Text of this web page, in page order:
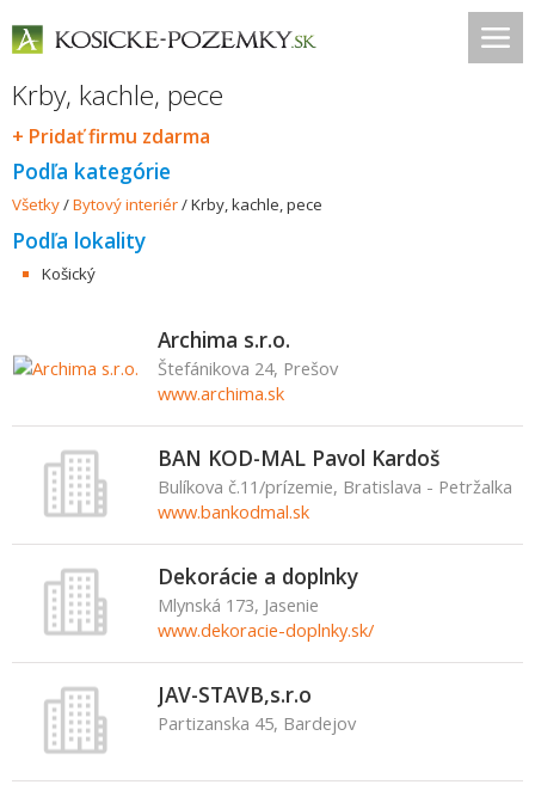
Krby, kachle, pece
+ Pridať firmu zdarma
Podľa kategórie
Všetky/Bytový interiér/Krby, kachle, pece
Podľa lokality
Košický
Archima s.r.o.
Štefánikova 24, Prešov
www.archima.sk
BAN KOD-MAL Pavol Kardoš
Bulíkova č.11/prízemie, Bratislava - Petržalka
www.bankodmal.sk
Dekorácie a doplnky
Mlynská 173, Jasenie
www.dekoracie-doplnky.sk/
JAV-STAVB,s.r.o
Partizanska 45, Bardejov